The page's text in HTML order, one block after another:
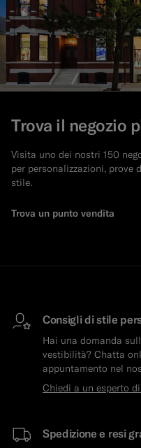
Trova il negozio
Visita uno dei nostri 150
per personalizzazioni, prove
stile.
Trova un punto vendita
Consigli di stile
Hai una domanda
vestibilità? Chatta
appuntamento nel
Chiedi a un esperto
Spedizione e resi